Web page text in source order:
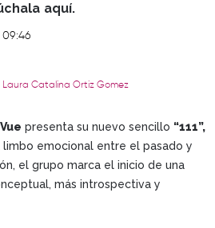
aquí.
09:46
Laura Catalina Ortiz Gomez
presenta su nuevo sencillo “111”,
emocional entre el pasado y
el grupo marca el inicio de una
más introspectiva y